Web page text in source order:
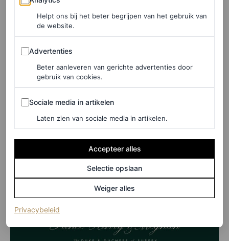
Bieber doen dit bijvoorbeeld ook regelmatig door
zorgvuldig bijgesneden foto’s van hun jonge kinderen te
delen. Het lijkt erop dat Harry en Meghan zorgvuldig
controleren hoe – en wanneer – Archie en Lilibet aan de
wereld worden getoond.
LEES OOK
Meghan Markle trapt het feestseizoen af in
Helpt ons bij het beter begrijpen van het gebruik van
de website.
Advertenties
Advertenties
Beter aanleveren van gerichte advertenties door
gebruik van cookies.
Sociale media in artikelen
Sociale media in artikelen
Laten zien van sociale media in artikelen.
Accepteer alles
Selectie opslaan
Weiger alles
Privacybeleid